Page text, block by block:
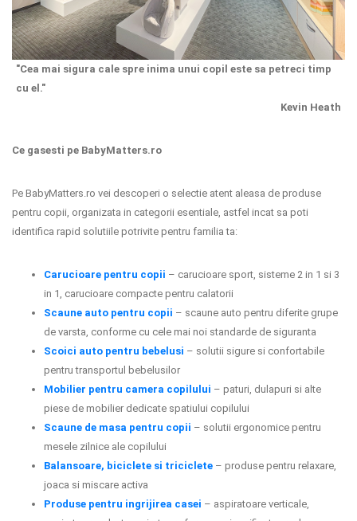
"Cea mai sigura cale spre inima unui copil este sa petreci timp
cu el."
Kevin Heath
Ce gasesti pe BabyMatters.ro
Pe BabyMatters.ro vei descoperi o selectie atent aleasa de produse
pentru copii, organizata in categorii esentiale, astfel incat sa poti
identifica rapid solutiile potrivite pentru familia ta:
Carucioare pentru copii – carucioare sport, sisteme 2 in 1 si 3
in 1, carucioare compacte pentru calatorii
Scaune auto pentru copii – scaune auto pentru diferite grupe
de varsta, conforme cu cele mai noi standarde de siguranta
Scoici auto pentru bebelusi – solutii sigure si confortabile
pentru transportul bebelusilor
Mobilier pentru camera copilului – paturi, dulapuri si alte
piese de mobilier dedicate spatiului copilului
Scaune de masa pentru copii – solutii ergonomice pentru
mesele zilnice ale copilului
Balansoare, biciclete si triciclete – produse pentru relaxare,
joaca si miscare activa
Produse pentru ingrijirea casei – aspiratoare verticale,